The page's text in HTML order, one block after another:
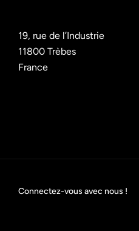
19, rue de l’Industrie
11800 Trèbes
France
Connectez-vous avec nous !